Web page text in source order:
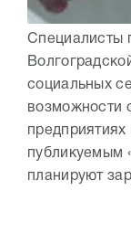
Специалисты
социальных
возможности
публикуемым
планируют